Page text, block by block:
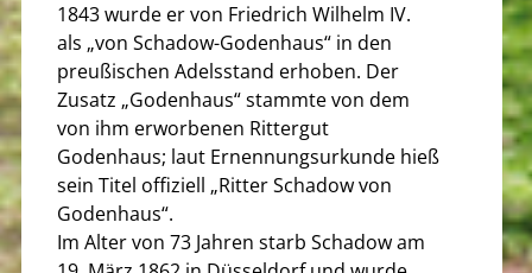
1843 wurde er von Friedrich Wilhelm IV.
als „von Schadow-Godenhaus“ in den
preußischen Adelsstand erhoben. Der
Zusatz „Godenhaus“ stammte von dem
von ihm erworbenen Rittergut
Godenhaus; laut Ernennungsurkunde hieß
sein Titel offiziell „Ritter Schadow von
Godenhaus“.
Im Alter von 73 Jahren starb Schadow am